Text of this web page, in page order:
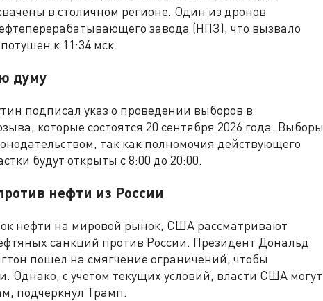
в столичном регионе. Один из дронов
завода (НПЗ), что вызвало
к 11:34 мск.
думу
подписал указ о проведении выборов в
которые состоятся 20 сентября 2026 года. Выборы
так как полномочия действующего
будут открыты с 8:00 до 20:00.
нефти из России
нефти на мировой рынок, США рассматривают
санкций против России. Президент Дональд
пошел на смягчение ограничений, чтобы
Однако, с учетом текущих условий, власти США могут
подчеркнул Трамп.